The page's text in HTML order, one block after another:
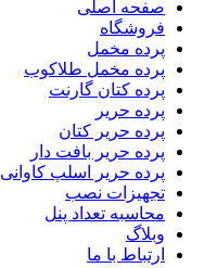
صفحه اصلی
فروشگاه
پرده مخمل
پرده مخمل طلاکوب
پرده کتان گارنت
پرده حریر
پرده حریر کتان
پرده حریر بافت دار
پرده حریر اسلپ کاوانی
تجهیزات نصب
محاسبه تعداد پنل
وبلاگ
ارتباط با ما